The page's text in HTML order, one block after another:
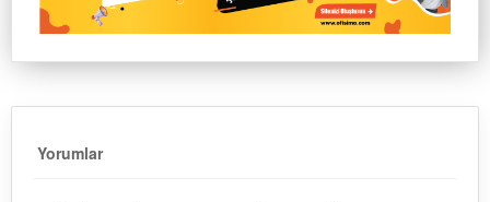
Yorumlar